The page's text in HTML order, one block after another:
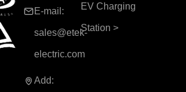
E-mail:
sales@etek-
electric.com
Add:
EV Charging
Station >